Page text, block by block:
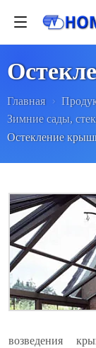
Главная
Зимние сады,
Остекление
возведения